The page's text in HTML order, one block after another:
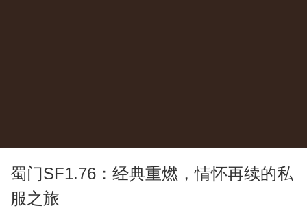
蜀门SF1.76：经典重燃，情怀再续的私
服之旅